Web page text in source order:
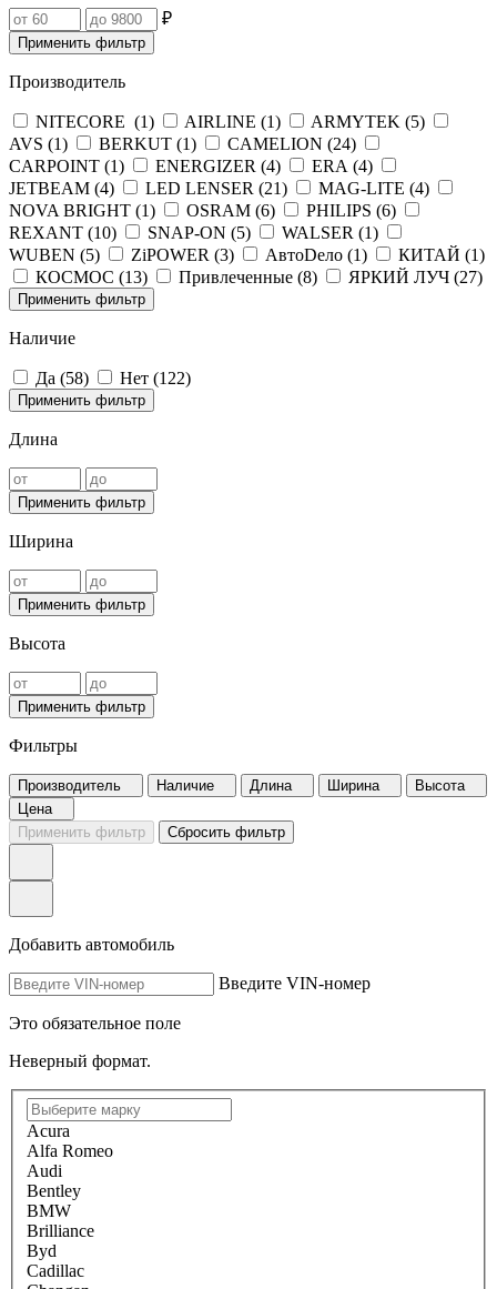
₽
Применить фильтр
Производитель
NITECORE (1) AIRLINE (1) ARMYTEK (5)
AVS (1) BERKUT (1) CAMELION (24)
CARPOINT (1) ENERGIZER (4) ERA (4)
JETBEAM (4) LED LENSER (21) MAG-LITE (4)
NOVA BRIGHT (1) OSRAM (6) PHILIPS (6)
REXANT (10) SNAP-ON (5) WALSER (1)
WUBEN (5) ZiPOWER (3) АвтоDело (1) КИТАЙ (1)
КОСМОС (13) Привлеченные (8) ЯРКИЙ ЛУЧ (27)
Применить фильтр
Наличие
Да (58) Нет (122)
Применить фильтр
Длина
Применить фильтр
Ширина
Применить фильтр
Высота
Применить фильтр
Фильтры
Производитель Наличие Длина Ширина
Высота
Цена
Применить фильтр
Сбросить фильтр
Добавить автомобиль
Введите VIN-номер
Это обязательное поле
Неверный формат.
Acura
Alfa Romeo
Audi
Bentley
BMW
Brilliance
Byd
Cadillac